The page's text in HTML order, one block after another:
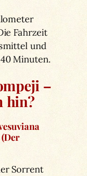
Fahrzeit
und
Minuten.
–
hin?
Sorrent